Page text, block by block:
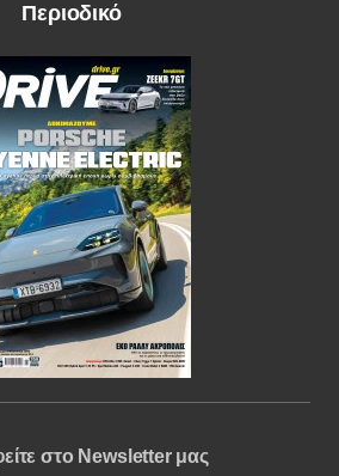
Περιοδικό
στο Newsletter μας